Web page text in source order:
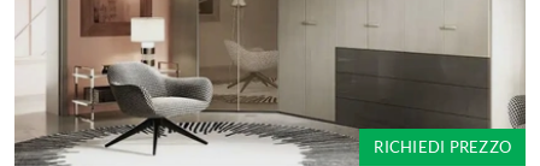
RICHIEDI PREZZO